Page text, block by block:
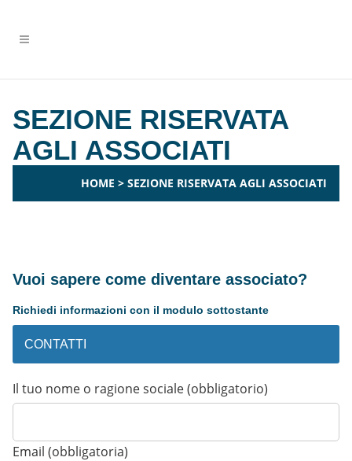
SEZIONE RISERVATA
AGLI ASSOCIATI
HOME > SEZIONE RISERVATA AGLI ASSOCIATI
Vuoi sapere come diventare associato?
Richiedi informazioni con il modulo sottostante
CONTATTI
Il tuo nome o ragione sociale (obbligatorio)
Email (obbligatoria)